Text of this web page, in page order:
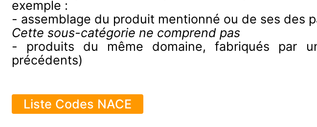
exemple :
- assemblage du produit mentionné ou de ses des
Cette sous-catégorie ne comprend pas
- produits du même domaine, fabriqués par
précédents)
Liste Codes NACE